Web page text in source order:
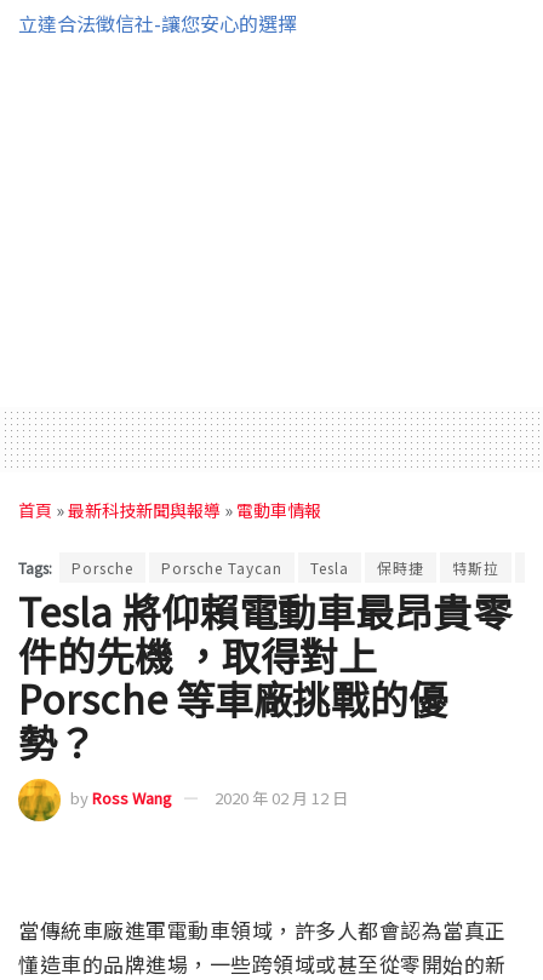
立達合法徵信社-讓您安心的選擇
首頁 »最新科技新聞與報導 » 電動車情報
Tags: Porsche Porsche Taycan Tesla 保時捷 特斯拉
Tesla 將仰賴電動車最昂貴零
件的先機 ，取得對上
Porsche 等車廠挑戰的優
勢？
byRoss Wang 2020 年 02 月 12 日
當傳統車廠進軍電動車領域，許多人都會認為當真正
懂造車的品牌進場，一些跨領域或甚至從零開始的新